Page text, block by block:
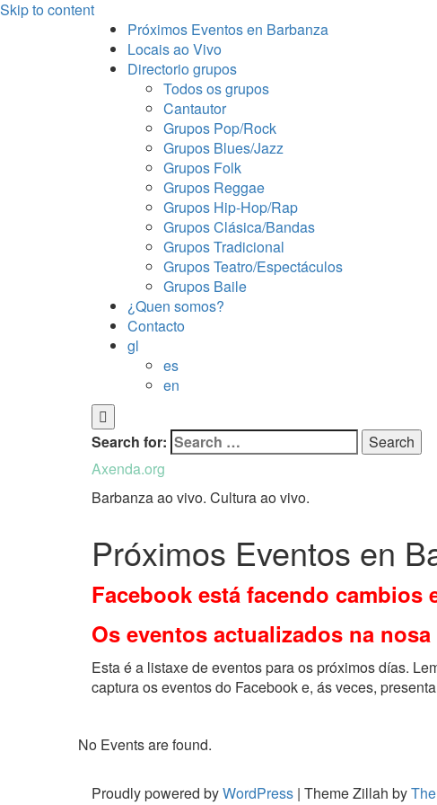
Skip to content
Próximos Eventos en Barbanza
Locais ao Vivo
Directorio grupos
Todos os grupos
Cantautor
Grupos Pop/Rock
Grupos Blues/Jazz
Grupos Folk
Grupos Reggae
Grupos Hip-Hop/Rap
Grupos Clásica/Bandas
Grupos Tradicional
Grupos Teatro/Espectáculos
Grupos Baile
¿Quen somos?
Contacto
gl
es
en
Search for:
Axenda.org
Barbanza ao vivo. Cultura ao vivo.
Próximos Eventos en
Facebook está facendo
Os eventos actualizados na
Esta é a listaxe de eventos para os próximos días.
captura os eventos do Facebook e, ás veces,
No Events are found.
Proudly powered byWordPress | Theme Zillah by